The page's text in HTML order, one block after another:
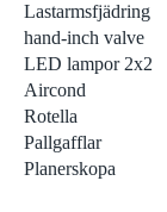
Lastarmsfjädring
hand-inch valve
LED lampor 2x2
Aircond
Rotella
Pallgafflar
Planerskopa